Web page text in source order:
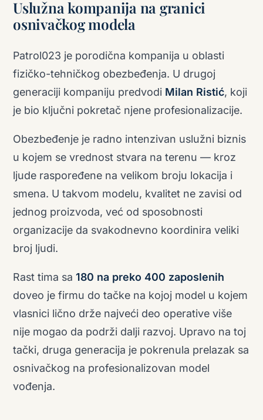
Uslužna kompanija na granici
osnivačkog modela
Patrol023 je porodična kompanija u oblasti
fizičko-tehničkog obezbeđenja. U drugoj
generaciji kompaniju predvodi Milan Ristić, koji
je bio ključni pokretač njene profesionalizacije.
Obezbeđenje je radno intenzivan uslužni biznis
u kojem se vrednost stvara na terenu — kroz
ljude raspoređene na velikom broju lokacija i
smena. U takvom modelu, kvalitet ne zavisi od
jednog proizvoda, već od sposobnosti
organizacije da svakodnevno koordinira veliki
broj ljudi.
Rast tima sa 180 na preko 400 zaposlenih
doveo je firmu do tačke na kojoj model u kojem
vlasnici lično drže najveći deo operative više
nije mogao da podrži dalji razvoj. Upravo na toj
tački, druga generacija je pokrenula prelazak sa
osnivačkog na profesionalizovan model
vođenja.